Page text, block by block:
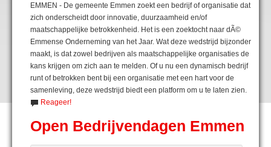
EMMEN - De gemeente Emmen zoekt een bedrijf of organisatie dat
zich onderscheidt door innovatie, duurzaamheid en/of
maatschappelijke betrokkenheid. Het is een zoektocht naar dÃ©
Emmense Onderneming van het Jaar. Wat deze wedstrijd bijzonder
maakt, is dat zowel bedrijven als maatschappelijke organisaties de
kans krijgen om zich aan te melden. Of u nu een dynamisch bedrijf
runt of betrokken bent bij een organisatie met een hart voor de
samenleving, deze wedstrijd biedt een platform om u te laten zien.
Reageer!
Open Bedrijvendagen Emmen